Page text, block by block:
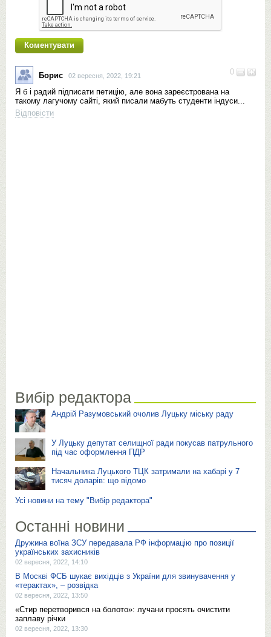
0
Борис 02 вересня, 2022, 19:21
Я б і радий підписати петицію, але вона зареєстрована на
такому лагучому сайті, який писали мабуть студенти індуси...
Відповісти
Вибір редактора
Андрій Разумовський очолив Луцьку міську раду
У Луцьку депутат селищної ради покусав патрульного
під час оформлення ПДР
Начальника Луцького ТЦК затримали на хабарі у 7
тисяч доларів: що відомо
Усі новини на тему "Вибір редактора"
Останні новини
Дружина воїна ЗСУ передавала РФ інформацію про позиції
українських захисників
02 вересня, 2022, 14:10
В Москві ФСБ шукає вихідців з України для звинувачення у
«терактах», – розвідка
02 вересня, 2022, 13:50
«Стир перетворився на болото»: лучани просять очистити
заплаву річки
02 вересня, 2022, 13:30